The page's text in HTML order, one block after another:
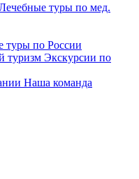
туры по мед.
туры по России
туризм Экскурсии по
Наша команда